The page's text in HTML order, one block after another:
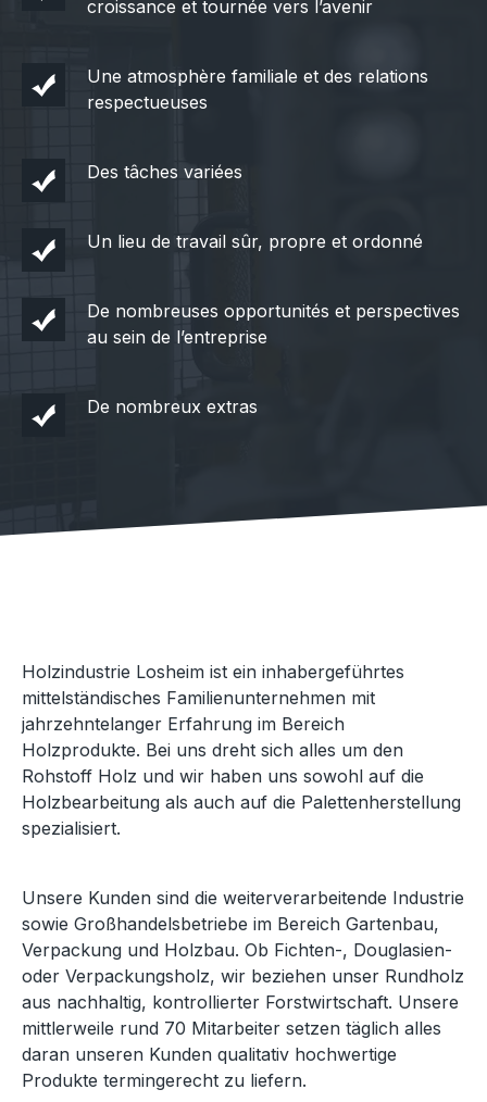
croissance et tournée vers l’avenir
Une atmosphère familiale et des relations
respectueuses
Des tâches variées
Un lieu de travail sûr, propre et ordonné
De nombreuses opportunités et perspectives
au sein de l’entreprise
De nombreux extras
Holzindustrie Losheim ist ein inhabergeführtes
mittelständisches Familienunternehmen mit
jahrzehntelanger Erfahrung im Bereich
Holzprodukte. Bei uns dreht sich alles um den
Rohstoff Holz und wir haben uns sowohl auf die
Holzbearbeitung als auch auf die Palettenherstellung
spezialisiert.
Unsere Kunden sind die weiterverarbeitende Industrie
sowie Großhandelsbetriebe im Bereich Gartenbau,
Verpackung und Holzbau. Ob Fichten-, Douglasien-
oder Verpackungsholz, wir beziehen unser Rundholz
aus nachhaltig, kontrollierter Forstwirtschaft. Unsere
mittlerweile rund 70 Mitarbeiter setzen täglich alles
daran unseren Kunden qualitativ hochwertige
Produkte termingerecht zu liefern.